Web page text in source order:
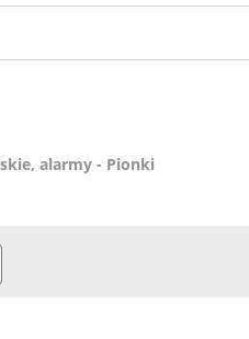
alarmy - Pionki